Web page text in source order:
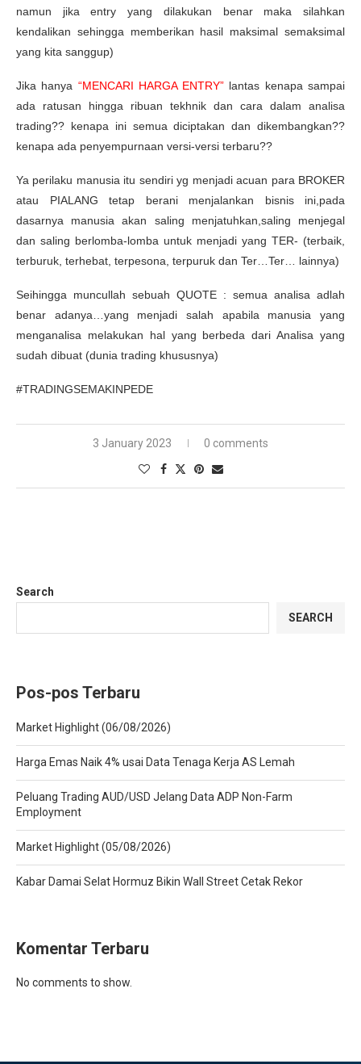
namun jika entry yang dilakukan benar maka silahkan
kendalikan sehingga memberikan hasil maksimal semaksimal
yang kita sanggup)
Jika hanya “MENCARI HARGA ENTRY” lantas kenapa sampai
ada ratusan hingga ribuan tekhnik dan cara dalam analisa
trading?? kenapa ini semua diciptakan dan dikembangkan??
kenapa ada penyempurnaan versi-versi terbaru??
Ya perilaku manusia itu sendiri yg menjadi acuan para BROKER
atau PIALANG tetap berani menjalankan bisnis ini,pada
dasarnya manusia akan saling menjatuhkan,saling menjegal
dan saling berlomba-lomba untuk menjadi yang TER- (terbaik,
terburuk, terhebat, terpesona, terpuruk dan Ter…Ter… lainnya)
Seihingga muncullah sebuah QUOTE : semua analisa adlah
benar adanya…yang menjadi salah apabila manusia yang
menganalisa melakukan hal yang berbeda dari Analisa yang
sudah dibuat (dunia trading khususnya)
#TRADINGSEMAKINPEDE
3 January 2023 0 comments
Search
SEARCH
Pos-pos Terbaru
Market Highlight (06/08/2026)
Harga Emas Naik 4% usai Data Tenaga Kerja AS Lemah
Peluang Trading AUD/USD Jelang Data ADP Non-Farm
Employment
Market Highlight (05/08/2026)
Kabar Damai Selat Hormuz Bikin Wall Street Cetak Rekor
Komentar Terbaru
No comments to show.